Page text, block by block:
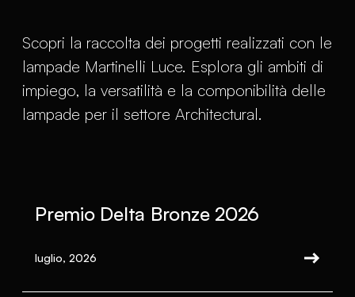
Scopri la raccolta dei progetti realizzati con le
lampade Martinelli Luce. Esplora gli ambiti di
impiego, la versatilità e la componibilità delle
lampade per il settore Architectural.
Premio Delta Bronze 2026
luglio, 2026